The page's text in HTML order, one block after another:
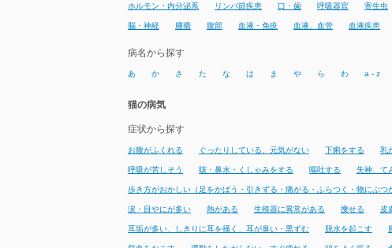
ホルモン・内分泌系 リンパ節疾患 口・歯 呼吸器官 寄生虫
脳・神経 腫瘍 腹部 血液・免疫 血液、血管 血液疾患
病名から探す
あ か さ た な は ま や ら わ a - z
猫の病気
症状から探す
お腹がふくれる ぐったりしている、元気がない 下痢をする 乳
呼吸が苦しそう 咳・鼻水・くしゃみをする 嘔吐する 失神、て
歩き方がおかしい（足をかばう・引きずる・痛がる・ふらつく・物にぶつ
涙・目やにが多い 熱がある 生殖器に異常がある 痩せる 皮
耳垢が多い、しきりに耳を掻く、耳が臭い・黒ずむ 脱水を起こす